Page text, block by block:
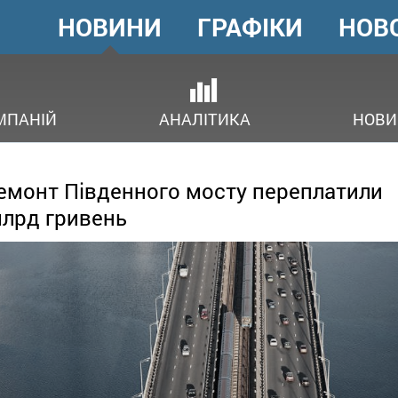
ГОЛОВНЕ
МЕНЮ
НОВИНИ
АНАЛІТИКА
ГРАФІКИ
Південного мосту переплатили
гривень